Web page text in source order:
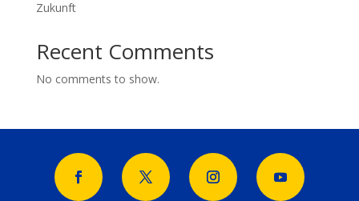
Zukunft
Recent Comments
No comments to show.